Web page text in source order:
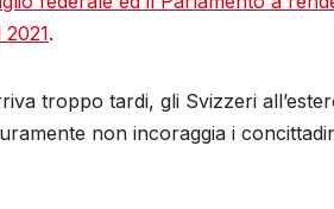
.
troppo tardi, gli Svizzeri
non incoraggia i